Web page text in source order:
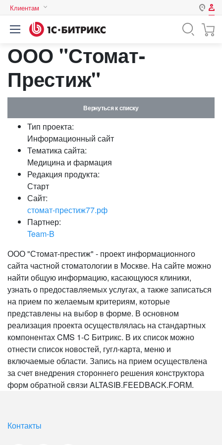
Клиентам
Авторизация
Нет аккаунта?
Логин
Пароль
Запомнить меня на этом
Забыли свой пароль?
или войдите с помощью
ООО "Стомат-
Престиж"
Вернуться к списку
Тип проекта:
Информационный сайт
Тематика сайта:
Медицина и фармация
Редакция продукта:
Старт
Сайт:
стомат-престиж77.рф
Партнер:
Team-B
ООО "Стомат-престиж" - проект информационного
сайта частной стоматологии в Москве. На сайте можно
найти общую информацию, касающуюся клиники,
узнать о предоставляемых услугах, а также записаться
на прием по желаемым критериям, которые
представлены на выбор в форме. В основном
реализация проекта осуществлялась на стандартных
компонентах CMS 1-C Битрикс. В их список можно
отнести список новостей, гугл-карта, меню и
включаемые области. Запись на прием осуществлена
за счет внедрения стороннего решения конструктора
форм обратной связи ALTASIB.FEEDBACK.FORM.
Контакты